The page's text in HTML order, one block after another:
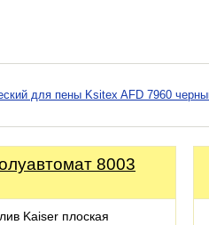
для пены Ksitex AFD 7960
8003
Kaiser плоская